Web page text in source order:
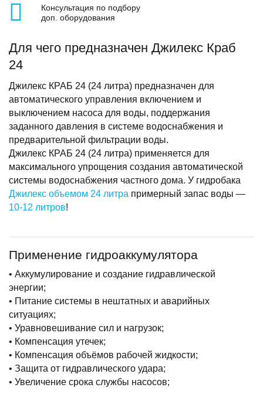
Консультация по подбору
доп. оборудования
Для чего предназначен Джилекс Краб
24
Джилекс КРАБ 24 (24 литра) предназначен для
автоматического управления включением и
выключением насоса для воды, поддержания
заданного давления в системе водоснабжения и
предварительной фильтрации воды.
Джилекс КРАБ 24 (24 литра) применяется для
максимального упрощения создания автоматической
системы водоснабжения частного дома. У гидробака
Джилекс объемом 24 литра примерный запас воды —
10-12 литров!
Применение гидроаккумулятора
• Аккумулирование и создание гидравлической
энергии;
• Питание системы в нештатных и аварийных
ситуациях;
• Уравновешивание сил и нагрузок;
• Компенсация утечек;
• Компенсация объёмов рабочей жидкости;
• Защита от гидравлического удара;
• Увеличение срока службы насосов;